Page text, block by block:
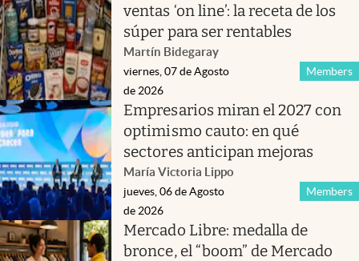
ventas ‘on line’: la receta de los
súper para ser rentables
Martín Bidegaray
Members
viernes, 07 de Agosto
de 2026
Empresarios miran el 2027 con
optimismo cauto: en qué
sectores anticipan mejoras
María Victoria Lippo
Members
jueves, 06 de Agosto
de 2026
Mercado Libre: medalla de
bronce, el “boom” de Mercado